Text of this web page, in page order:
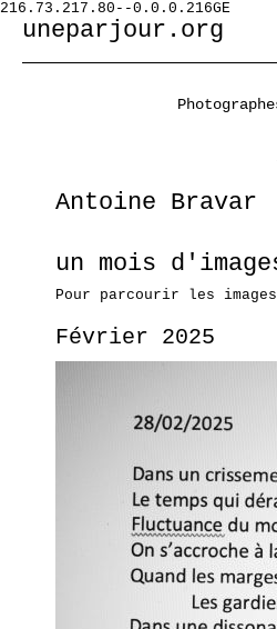
216.73.217.80--0.0.0.216GE
uneparjour.org
Antoine Bravar
un mois
Pour parcourir les
Février 2025